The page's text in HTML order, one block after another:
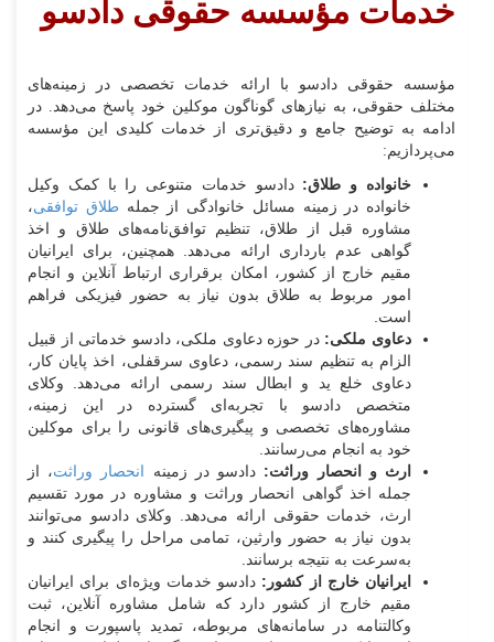
خدمات مؤسسه حقوقی دادسو
مؤسسه حقوقی دادسو با ارائه خدمات تخصصی در زمینه‌های
مختلف حقوقی، به نیازهای گوناگون موکلین خود پاسخ می‌دهد. در
ادامه به توضیح جامع و دقیق‌تری از خدمات کلیدی این مؤسسه
می‌پردازیم:
خانواده و طلاق: دادسو خدمات متنوعی را با کمک وکیل
خانواده در زمینه مسائل خانوادگی از جملهطلاق توافقی،
مشاوره قبل از طلاق، تنظیم توافق‌نامه‌های طلاق و اخذ
گواهی عدم بارداری ارائه می‌دهد. همچنین، برای ایرانیان
مقیم خارج از کشور، امکان برقراری ارتباط آنلاین و انجام
امور مربوط به طلاق بدون نیاز به حضور فیزیکی فراهم
است.
دعاوی ملکی: در حوزه دعاوی ملکی، دادسو خدماتی از قبیل
الزام به تنظیم سند رسمی، دعاوی سرقفلی، اخذ پایان کار،
دعاوی خلع ید و ابطال سند رسمی ارائه می‌دهد. وکلای
متخصص دادسو با تجربه‌ای گسترده در این زمینه،
مشاوره‌های تخصصی و پیگیری‌های قانونی را برای موکلین
خود به انجام می‌رسانند.
ارث و انحصار وراثت: دادسو در زمینه انحصار وراثت، از
جمله اخذ گواهی انحصار وراثت و مشاوره در مورد تقسیم
ارث، خدمات حقوقی ارائه می‌دهد. وکلای دادسو می‌توانند
بدون نیاز به حضور وارثین، تمامی مراحل را پیگیری کنند و
به‌سرعت به نتیجه برسانند.
ایرانیان خارج از کشور: دادسو خدمات ویژه‌ای برای ایرانیان
مقیم خارج از کشور دارد که شامل مشاوره آنلاین، ثبت
وکالتنامه در سامانه‌های مربوطه، تمدید پاسپورت و انجام